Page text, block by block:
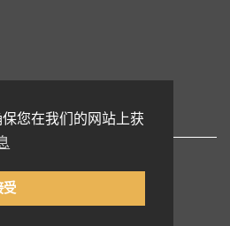
您在我们的网站上获
受
lernu.net |Impressum